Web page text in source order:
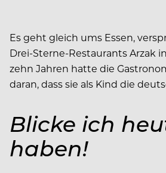
Es geht gleich ums Essen,
Drei-Sterne-Restaurants Arzak
zehn Jahren hatte die
daran, dass sie als Kind die
Blicke ich
haben!